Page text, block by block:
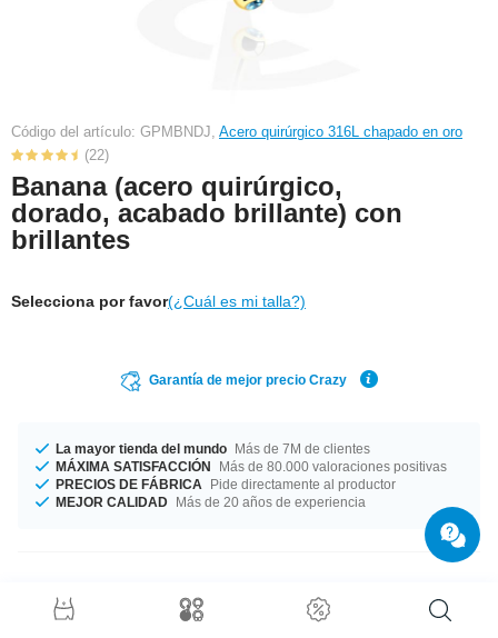
Código del artículo: GPMBNDJ, Acero quirúrgico 316L chapado en oro
(22)
Banana (acero quirúrgico,
dorado, acabado brillante) con
brillantes
Selecciona por favor(¿Cuál es mi talla?)
Garantía de mejor precio Crazy
La mayor tienda del mundo Más de 7M de clientes
MÁXIMA SATISFACCIÓN
Más de 80.000 valoraciones positivas
PRECIOS DE FÁBRICA
Pide directamente al productor
MEJOR CALIDAD Más de 20 años de experiencia
Detalles del producto